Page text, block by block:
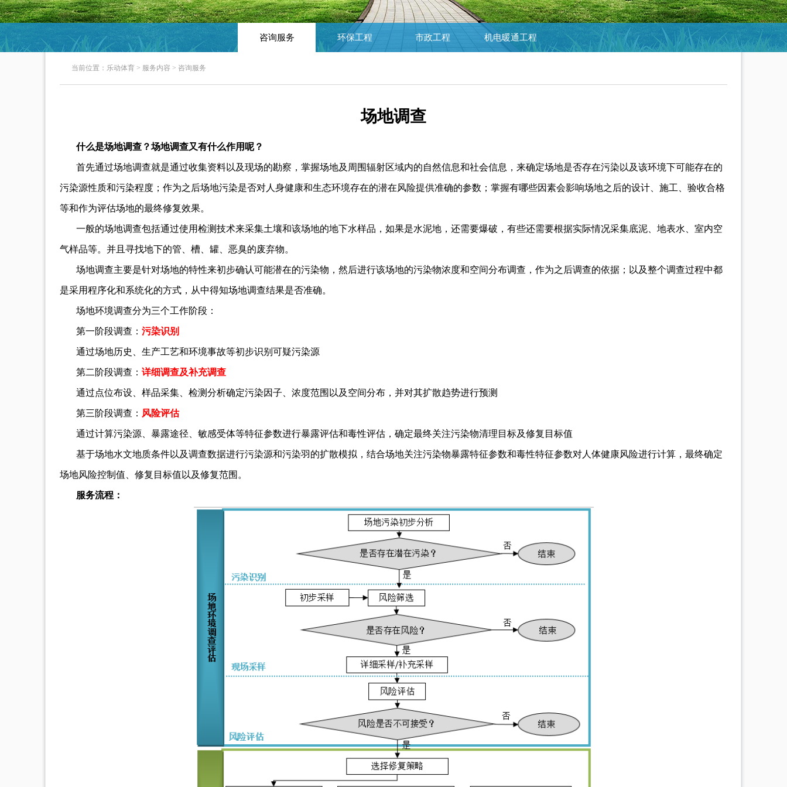
咨询服务 环保工程 市政工程 机电暖通工程
当前位置： 乐动体育 > 服务内容 > 咨询服务
场地调查
什么是场地调查？场地调查又有什么作用呢？
首先通过场地调查就是通过收集资料以及现场的勘察，掌握场地及周围辐射区域内的自然信息和社会信息，来确定场地是否存在污染以及该环境下可能存在的
污染源性质和污染程度；作为之后场地污染是否对人身健康和生态环境存在的潜在风险提供准确的参数；掌握有哪些因素会影响场地之后的设计、施工、验收合格
等和作为评估场地的最终修复效果。
一般的场地调查包括通过使用检测技术来采集土壤和该场地的地下水样品，如果是水泥地，还需要爆破，有些还需要根据实际情况采集底泥、地表水、室内空
气样品等。并且寻找地下的管、槽、罐、恶臭的废弃物。
场地调查主要是针对场地的特性来初步确认可能潜在的污染物，然后进行该场地的污染物浓度和空间分布调查，作为之后调查的依据；以及整个调查过程中都
是采用程序化和系统化的方式，从中得知场地调查结果是否准确。
场地环境调查分为三个工作阶段：
第一阶段调查： 污染识别
通过场地历史、生产工艺和环境事故等初步识别可疑污染源
第二阶段调查： 详细调查及补充调查
通过点位布设、样品采集、检测分析确定污染因子、浓度范围以及空间分布，并对其扩散趋势进行预测
第三阶段调查： 风险评估
通过计算污染源、暴露途径、敏感受体等特征参数进行暴露评估和毒性评估，确定最终关注污染物清理目标及修复目标值
基于场地水文地质条件以及调查数据进行污染源和污染羽的扩散模拟，结合场地关注污染物暴露特征参数和毒性特征参数对人体健康风险进行计算，最终确定
场地风险控制值、修复目标值以及修复范围。
服务流程：